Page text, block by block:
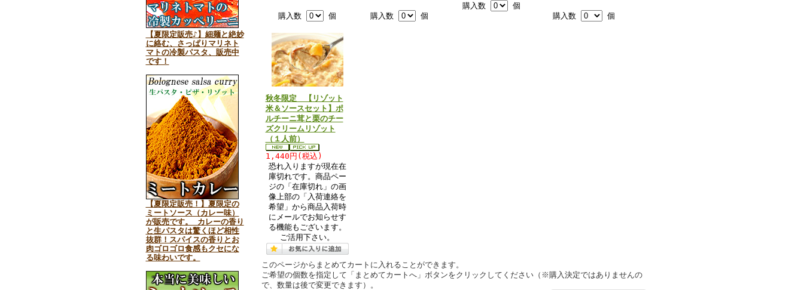
【夏限定販売♪】細麺と絶妙
に絡む、さっぱりマリネト
マトの冷製パスタ、販売中
です！
【夏限定販売！】夏限定の
ミートソース（カレー味）
が販売です。 カレーの香り
と生パスタは驚くほど相性
抜群！スパイスの香りとお
肉ゴロゴロ食感もクセにな
る味わいです。
購入数 個 購入数 個
購入数 個
購入数 個
秋冬限定 【リゾット
米＆ソースセット】ポ
ルチーニ茸と栗のチー
ズクリームリゾット
（１人前）
1,440円(税込)
恐れ入りますが現在在
庫切れです。商品ペー
ジの「在庫切れ」の画
像上部の「入荷連絡を
希望」から商品入荷時
にメールでお知らせす
る機能もございます。
ご活用下さい。
このページからまとめてカートに入れることができます。
ご希望の個数を指定して「まとめてカートへ」ボタンをクリックしてください（※購入決定ではありませんの
で、数量は後で変更できます）。